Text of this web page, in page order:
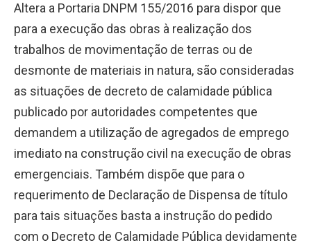
Altera a Portaria DNPM 155/2016 para dispor que
para a execução das obras à realização dos
trabalhos de movimentação de terras ou de
desmonte de materiais in natura, são consideradas
as situações de decreto de calamidade pública
publicado por autoridades competentes que
demandem a utilização de agregados de emprego
imediato na construção civil na execução de obras
emergenciais. Também dispõe que para o
requerimento de Declaração de Dispensa de título
para tais situações basta a instrução do pedido
com o Decreto de Calamidade Pública devidamente